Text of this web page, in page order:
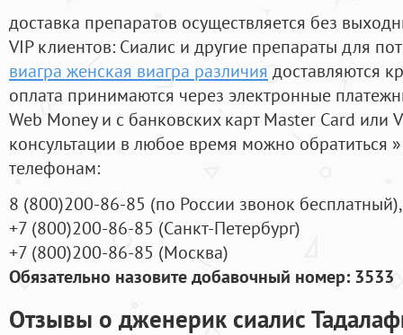
доставка препаратов осуществляется без
VIP клиентов: Сиалис и другие препараты для
виагра женская виагра различия доставляются
оплата принимаются через электронные
Web Money и с банковских карт Master Card или
консультации в любое время можно обратиться
телефонам:
8 (800)200-86-85 (по России звонок бесплатный),
+7 (800)200-86-85 (Санкт-Петербург)
+7 (800)200-86-85 (Москва)
Обязательно назовите добавочный номер: 3533
Отзывы о дженерик сиалис